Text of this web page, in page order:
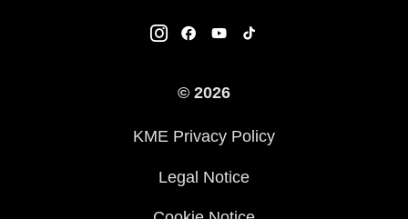
K-Care Fabrieksgarantie
Gebruikershandleidingen
Kawasaki Road Assistance
Veelgestelde Vragen
© 2026
KME Privacy Policy
Legal Notice